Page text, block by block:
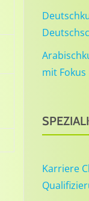
mit
Karriere